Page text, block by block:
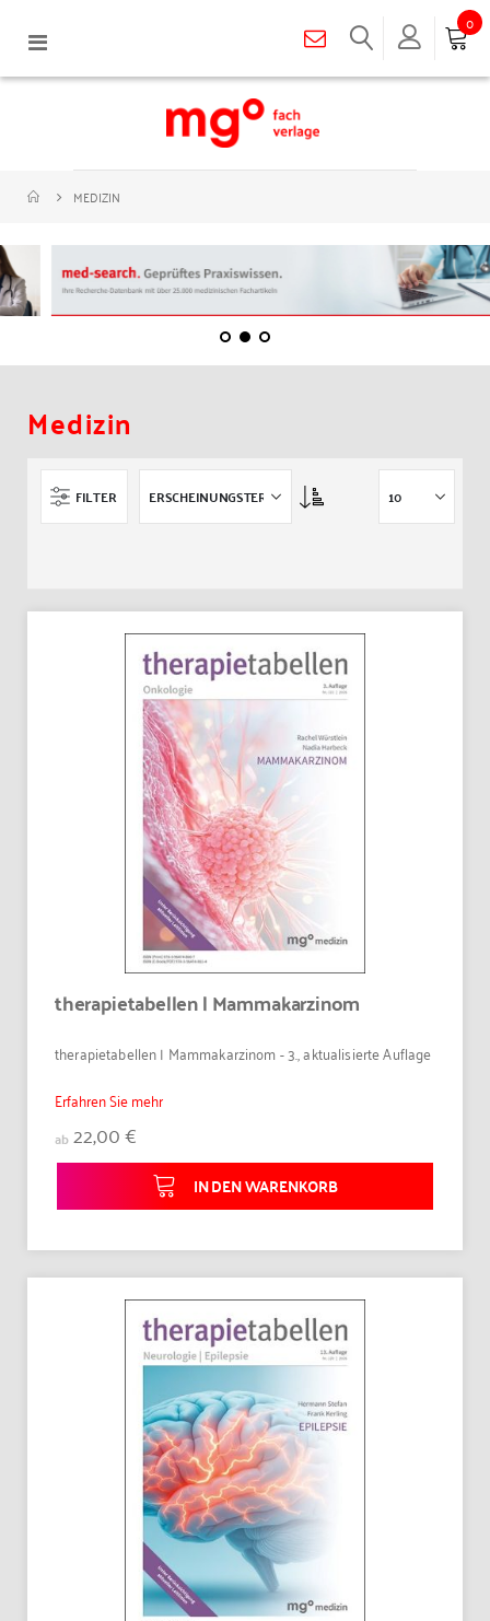
Navigation
0
MEDIZIN
Medizin
FILTER Asc
therapietabellen | Mammakarzinom
therapietabellen | Mammakarzinom - 3., aktualisierte Auflage
Erfahren Sie mehr
ab22,00 €
IN DEN WARENKORB